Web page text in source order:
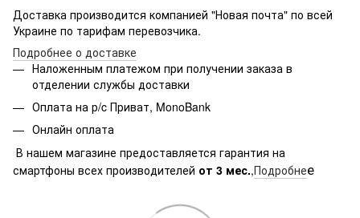
Доставка производится компанией "Новая почта" по всей
Украине по тарифам перевозчика.
Подробнее о доставке
Наложенным платежом при получении заказа в
отделении службы доставки
Оплата на р/c Приват, MonoBank
Онлайн оплата
В нашем магазине предоставляется гарантия на
смартфоны всех производителей от 3 мес.,Подробнее